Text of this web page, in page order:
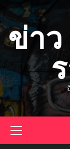
to
content
ข่า
Menu